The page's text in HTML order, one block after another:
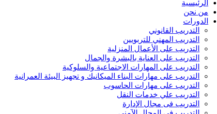
الرئيسية
من نحن
الدورات
التدريب القانوني
التدريب المهني للتربويين
التدريب على الأعمال المنزلية
التدريب على العناية بالبشرة والجمال
التدريب على المهارات الاجتماعية والسلوكية
التدريب على مهارات البناء الميكانيك و تجهيز البيئة العمرانية
التدريب على مهارات الحاسوب
التدريب علي خدمات النقل
التدريب فى مجال الإدارة